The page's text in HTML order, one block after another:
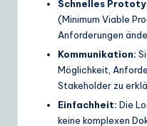
Schnelles
(Minimum Viable
Anforderungen
Kommunikation:
Möglichkeit,
Stakeholder zu
Einfachheit: Die
keine komplexen